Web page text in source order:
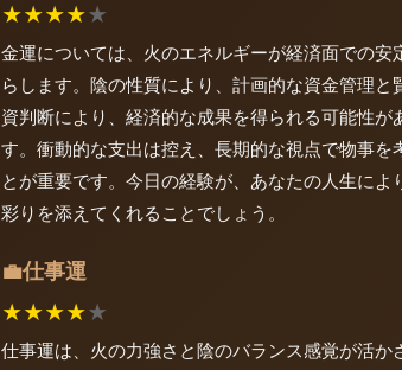
★★★★★
金運については、火のエネルギーが経済面での安
らします。陰の性質により、計画的な資金管理と
資判断により、経済的な成果を得られる可能性が
す。衝動的な支出は控え、長期的な視点で物事を
とが重要です。今日の経験が、あなたの人生によ
彩りを添えてくれることでしょう。
💼仕事運
★★★★★
仕事運は、火の力強さと陰のバランス感覚が活か